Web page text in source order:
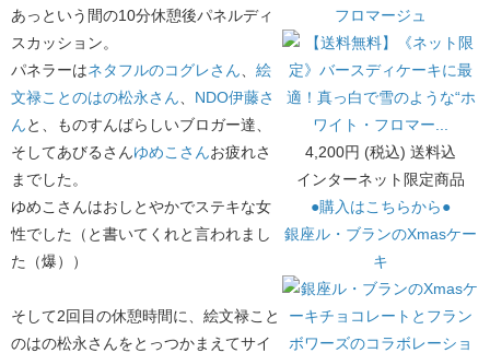
フロマージュ
4,200円 (税込) 送料込
インターネット限定商品
●購入はこちらから●
銀座ル・ブランのXmasケー
キ
あっという間の10分休憩後パネルディ
スカッション。
パネラーはネタフルのコグレさん
絵
文禄ことのはの松永さん
NDO伊藤さ
んと、ものすんばらしいブロガー達、
そしてあびるさんゆめこさんお疲れさ
までした。
ゆめこさんはおしとやかでステキな女
性でした（と書いてくれと言われまし
た（爆））
そして2回目の休憩時間に、絵文禄こと
のはの松永さんをとっつかまえてサイ